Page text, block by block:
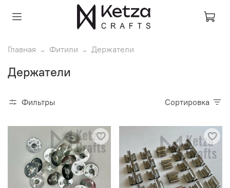
Главная Фитили Держатели
Держатели
Фильтры Сортировка